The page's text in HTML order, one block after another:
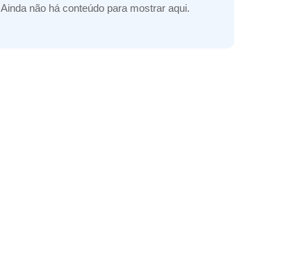
Ainda não há conteúdo para mostrar aqui.